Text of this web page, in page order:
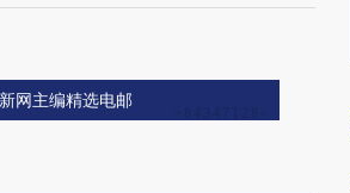
网主编精选电邮